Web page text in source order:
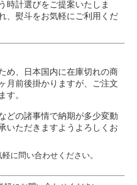
時計選びをご提案いたしま
、熨斗をお気軽にご利用くだ
め、日本国内に在庫切れの商
月前後掛かりますが、ご注文
す。
どの諸事情で納期が多少変動
いただきますようよろしくお
に問い合わせください。